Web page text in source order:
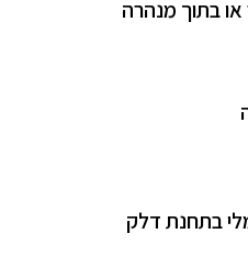
בתוך מנהרה
בתחנת דלק